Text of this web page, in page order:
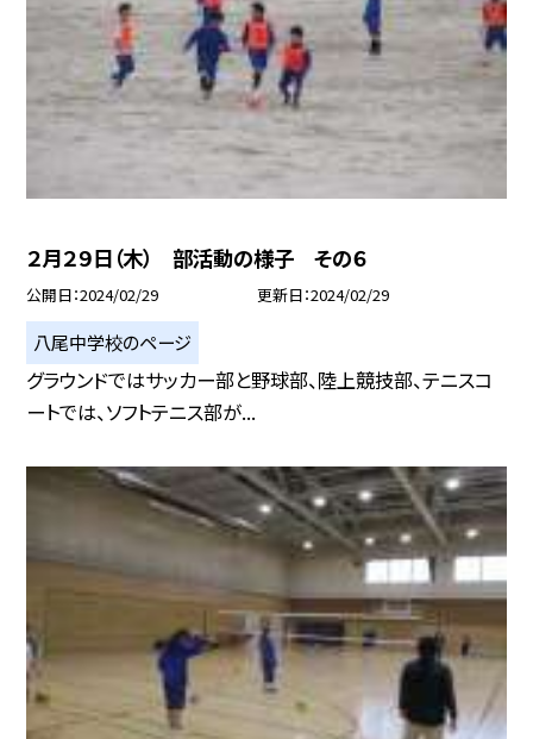
２月２９日（木） 部活動の様子 その６
公開日 2024/02/29 更新日 2024/02/29
八尾中学校のページ
グラウンドではサッカー部と野球部、陸上競技部、テニスコ
ートでは、ソフトテニス部が...